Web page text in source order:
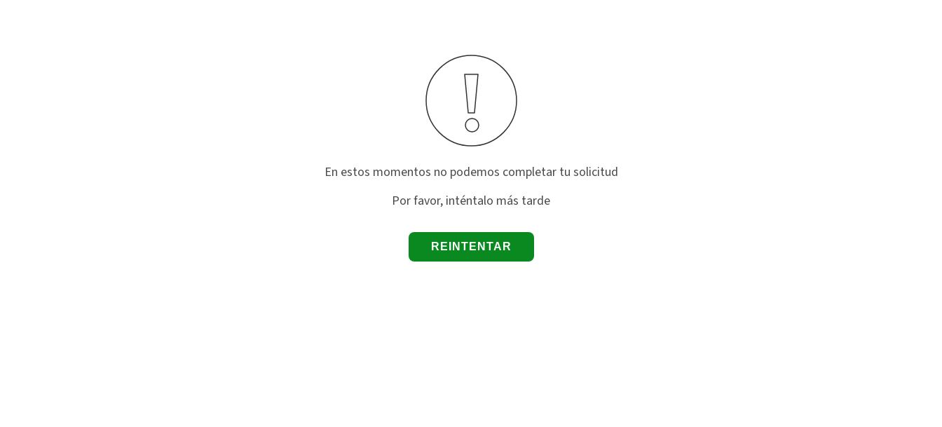
En estos momentos no podemos completar tu solicitud
Por favor, inténtalo más tarde
REINTENTAR